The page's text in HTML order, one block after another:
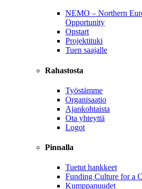
NEMO – Northern
Opportunity
Opstart
Projektituki
Tuen saajalle
Rahastosta
Työstämme
Organisaatio
Ajankohtaista
Ota yhteyttä
Logot
Pinnalla
Tuetut hankkeet
Funding Culture for a
Kumppanuudet